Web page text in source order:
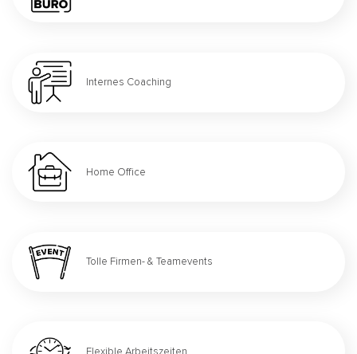
Internes Coaching
Home Office
Tolle Firmen- & Teamevents
Flexible Arbeitszeiten